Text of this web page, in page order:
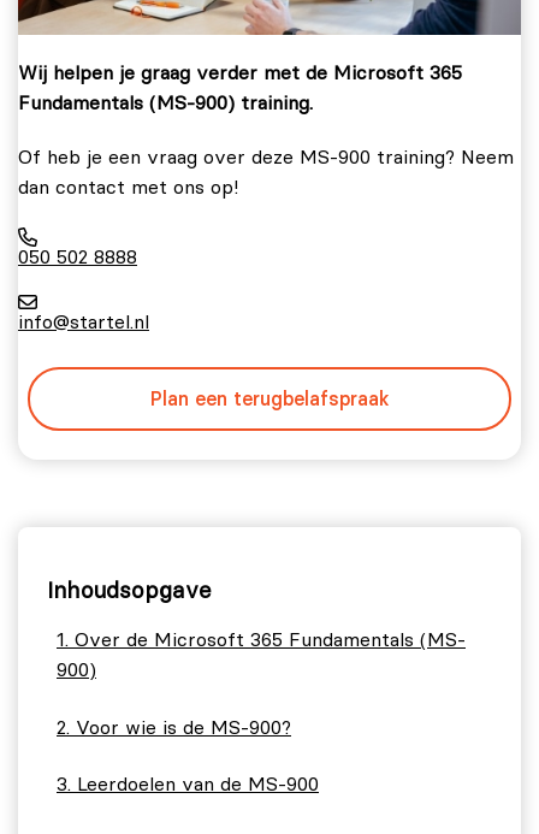
Wij helpen je graag verder met de Microsoft 365
Fundamentals (MS-900) training.
Of heb je een vraag over deze MS-900 training? Neem
dan contact met ons op!
050 502 8888
info@startel.nl
Plan een terugbelafspraak
Inhoudsopgave
Over de Microsoft 365 Fundamentals (MS-
900)
Voor wie is de MS-900?
Leerdoelen van de MS-900